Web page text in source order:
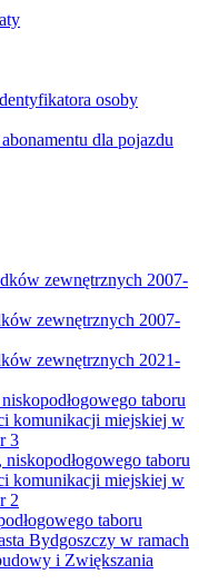
osoby
dla pojazdu
zewnętrznych 2007-
zewnętrznych 2007-
zewnętrznych 2021-
taboru
komunikacji miejskiej w
3
taboru
komunikacji miejskiej w
2
taboru
Bydgoszczy w ramach
i Zwiększania